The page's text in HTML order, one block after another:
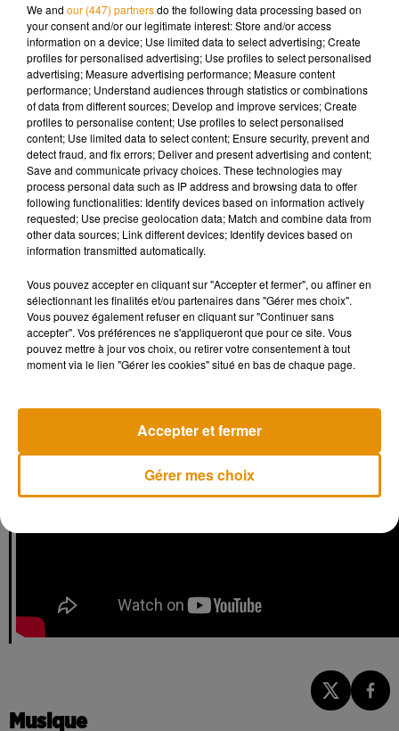
[sound of man being killed with a milk coke]
pic.twitter.com/zsg98VG4Cp
— James Felton (@JimMFelton)16 mars 2019
Said to taste like a Coke float, the Milk Coke is something
you have to try for yourself! What do you think?
https://t.co/pVZmToHpMVpic.twitter.com/z7qffS0Fu2
— The Dairy Alliance (@dairy_alliance)20 mars 2019
yo who the fuck actually puts milk and coke together...?
�x: pls stophttps://t.co/sfb88RCCsy
— Rosey (@alwaysroseyy)20 mars 2019
if you’re drinking milk and coke you absolutely deserve to be
locked uphttps://t.co/cSMZbVmszU
— syd (@sydneyjacobs)18 mars 2019
Musique
We and our (447) partnersdo the following data processing based on
your consent and/or our legitimate interest: Store and/or access
information on a device; Use limited data to select advertising; Create
profiles for personalised advertising; Use profiles to select personalised
advertising; Measure advertising performance; Measure content
performance; Understand audiences through statistics or combinations
of data from different sources; Develop and improve services; Create
profiles to personalise content; Use profiles to select personalised
content; Use limited data to select content; Ensure security, prevent and
detect fraud, and fix errors; Deliver and present advertising and content;
Save and communicate privacy choices. These technologies may
process personal data such as IP address and browsing data to offer
following functionalities: Identify devices based on information actively
requested; Use precise geolocation data; Match and combine data from
other data sources; Link different devices; Identify devices based on
information transmitted automatically.
Vous pouvez accepter en cliquant sur "Accepter et fermer", ou affiner en
sélectionnant les finalités et/ou partenaires dans "Gérer mes choix".
Vous pouvez également refuser en cliquant sur "Continuer sans
accepter". Vos préférences ne s'appliqueront que pour ce site. Vous
pouvez mettre à jour vos choix, ou retirer votre consentement à tout
moment via le lien "Gérer les cookies" situé en bas de chaque page.
Gérer mes choix
Accepter et fermer